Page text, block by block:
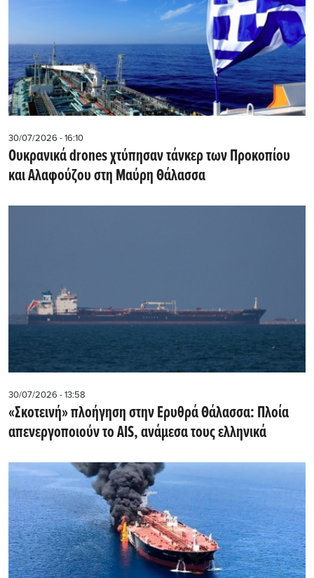
30/07/2026 - 16:10
Ουκρανικά drones χτύπησαν τάνκερ των Προκοπίου
και Αλαφούζου στη Μαύρη Θάλασσα
30/07/2026 - 13:58
«Σκοτεινή» πλοήγηση στην Ερυθρά Θάλασσα: Πλοία
απενεργοποιούν το AIS, ανάμεσα τους ελληνικά